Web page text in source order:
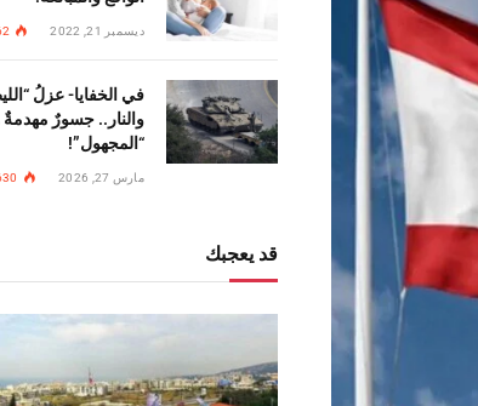
ديسمبر 21, 2022
في الخفايا- عزلُ
والنار.. جسورٌ مهدمةٌ
“المجهول”!
مارس 27, 2026
قد يعجبك